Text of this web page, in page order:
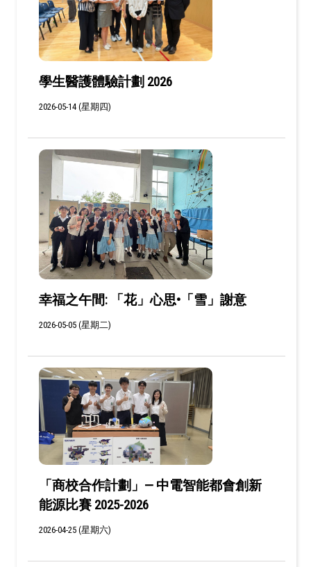
學生醫護體驗計劃 2026
2026-05-14 (星期四)
幸福之午間: 「花」心思•「雪」謝意
2026-05-05 (星期二)
「商校合作計劃」— 中電智能都會創新
能源比賽 2025-2026
2026-04-25 (星期六)